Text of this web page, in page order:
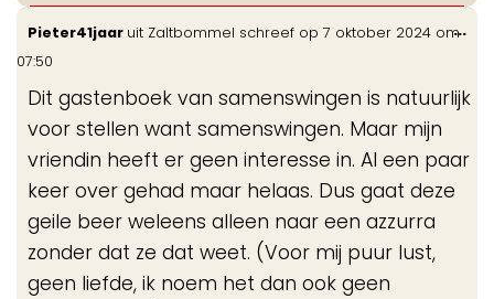
Pieter41jaar uit Zaltbommel schreef op 7 oktober 2024 om
07:50
Dit gastenboek van samenswingen is natuurlijk
voor stellen want samenswingen. Maar mijn
vriendin heeft er geen interesse in. Al een paar
keer over gehad maar helaas. Dus gaat deze
geile beer weleens alleen naar een azzurra
zonder dat ze dat weet. (Voor mij puur lust,
geen liefde, ik noem het dan ook geen
...